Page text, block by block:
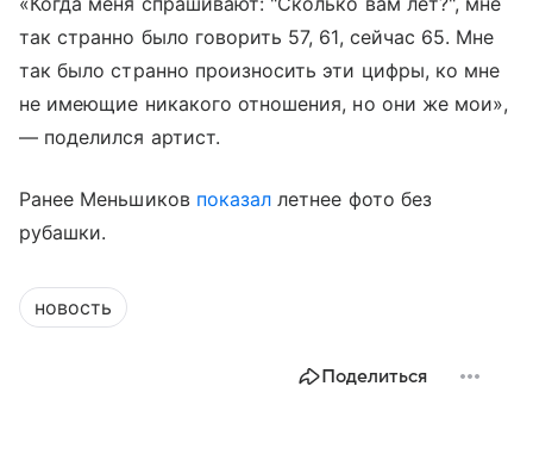
так странно было говорить 57, 61, сейчас 65. Мне
так было странно произносить эти цифры, ко мне
не имеющие никакого отношения, но они же мои»,
— поделился артист.
Ранее Меньшиков показал летнее фото без
рубашки.
новость
Поделиться